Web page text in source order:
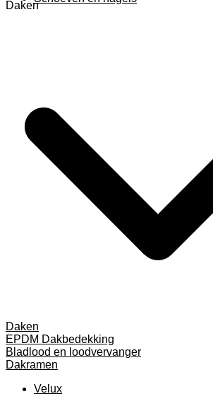
Daken
Daken
EPDM Dakbedekking
Bladlood en loodvervanger
Dakramen
Velux